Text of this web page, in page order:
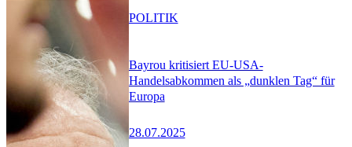
Bayrou kritisiert EU-USA-
Handelsabkommen als „dunklen Tag“ für
Europa
28.07.2025
POLITIK